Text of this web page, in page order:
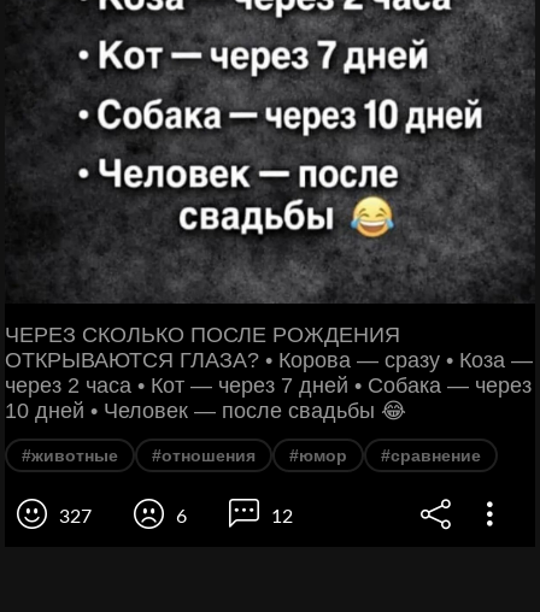
ЧЕРЕЗ СКОЛЬКО ПОСЛЕ РОЖДЕНИЯ
ОТКРЫВАЮТСЯ ГЛАЗА? • Корова — сразу • Коза —
через 2 часа • Кот — через 7 дней • Собака — через
10 дней • Человек — после свадьбы 😂
#животные #отношения #юмор #сравнение
327 6 12